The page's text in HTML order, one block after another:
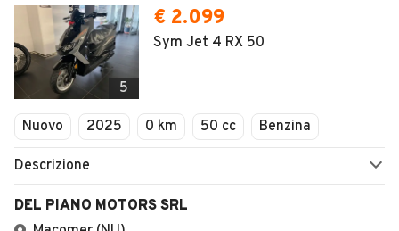
5
€ 2.099
Sym Jet 4 RX 50
Nuovo 2025 0 km 50 cc Benzina
Descrizione
DEL PIANO MOTORS SRL